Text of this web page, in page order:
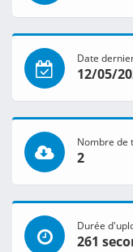
Date
12/05/
Nombre de
2
Durée
261